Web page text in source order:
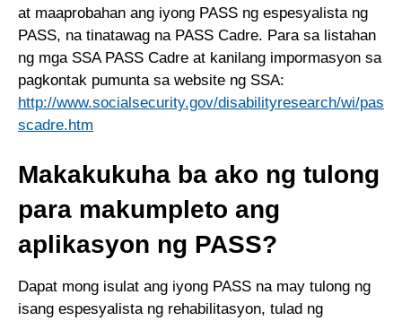
at maaprobahan ang iyong PASS ng espesyalista ng
PASS, na tinatawag na PASS Cadre. Para sa listahan
ng mga SSA PASS Cadre at kanilang impormasyon sa
pagkontak pumunta sa website ng SSA:
http://www.socialsecurity.gov/disabilityresearch/wi/pas
scadre.htm
Makakukuha ba ako ng tulong
para makumpleto ang
aplikasyon ng PASS?
Dapat mong isulat ang iyong PASS na may tulong ng
isang espesyalista ng rehabilitasyon, tulad ng